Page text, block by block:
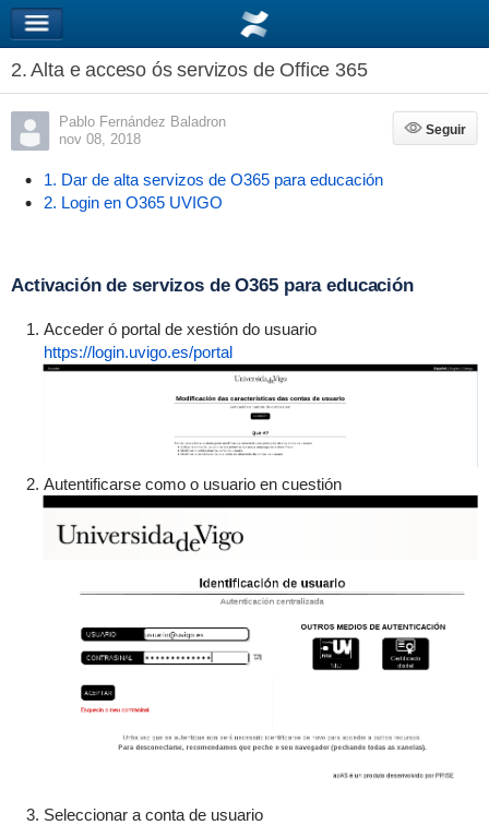
2. Alta e acceso ós servizos de Office 365
Pablo Fernández Baladron
nov 08, 2018
Seguir
Seguir
1. Dar de alta servizos de O365 para educación
2. Login en O365 UVIGO
Activación de servizos de O365 para educación
Acceder ó portal de xestión do usuario
https://login.uvigo.es/portal
Autentificarse como o usuario en cuestión
Seleccionar a conta de usuario